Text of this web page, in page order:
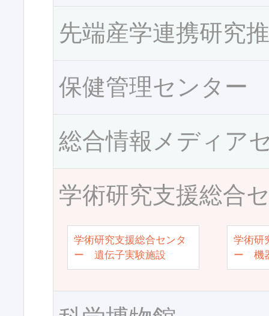
先端産学連携研究
保健管理センター
総合情報メディア
学術研究支援総合
学術研究支援総合センタ
ー 遺伝子実験施設
学術研
ー 機